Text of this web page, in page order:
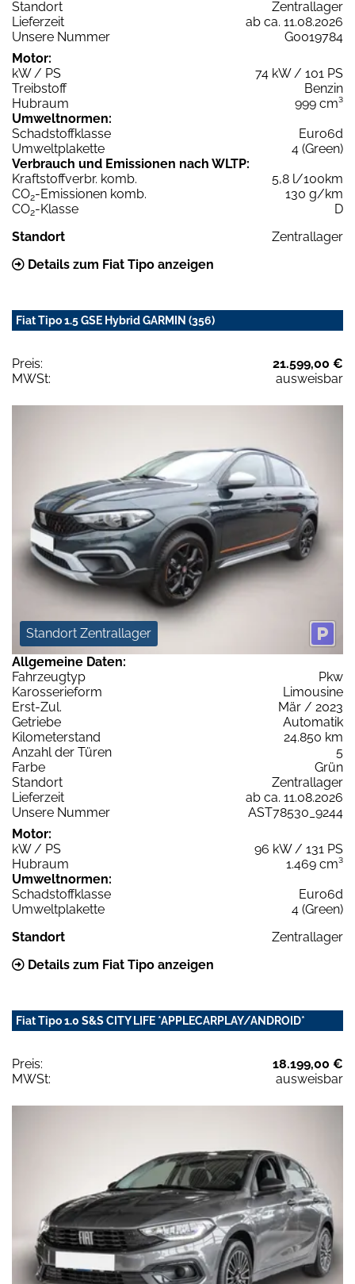
Standort
Zentrallager
Lieferzeit
ab ca. 11.08.2026
Unsere Nummer
G0019784
Motor:
kW / PS
74 kW / 101 PS
Treibstoff
Benzin
Hubraum
999 cm³
Umweltnormen:
Schadstoffklasse
Euro6d
Umweltplakette
4 (Green)
Verbrauch und Emissionen nach WLTP:
Kraftstoffverbr. komb.
5,8 l/100km
CO2-Emissionen komb.
130 g/km
CO2-Klasse
D
Standort
Zentrallager
Details zum Fiat Tipo anzeigen
Fiat Tipo 1.5 GSE Hybrid GARMIN (356)
Preis:
21.599,00 €
MWSt:
ausweisbar
Standort Zentrallager
Allgemeine Daten:
Fahrzeugtyp
Pkw
Karosserieform
Limousine
Erst-Zul.
Mär / 2023
Getriebe
Automatik
Kilometerstand
24.850 km
Anzahl der Türen
5
Farbe
Grün
Standort
Zentrallager
Lieferzeit
ab ca. 11.08.2026
Unsere Nummer
AST78530_9244
Motor:
kW / PS
96 kW / 131 PS
Hubraum
1.469 cm³
Umweltnormen:
Schadstoffklasse
Euro6d
Umweltplakette
4 (Green)
Standort
Zentrallager
Details zum Fiat Tipo anzeigen
Fiat Tipo 1.0 S&S CITY LIFE *APPLECARPLAY/ANDROID*
Preis:
18.199,00 €
MWSt:
ausweisbar